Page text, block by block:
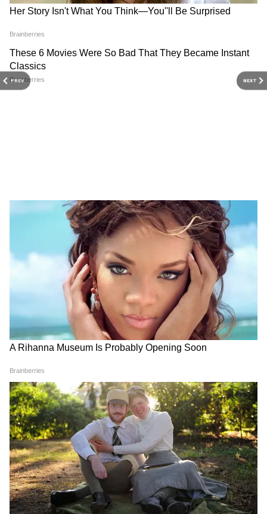
PREV NEXT
থেকে শুরু হবে? ফিটমেন্ট ফ্যাক্টর চূড়ান্ত কবে হবে?
জেনে নিন সম্পূর্ণ হিসাব
Image Credit :Asianet News
বর্তমানে কেন্দ্রীয় সরকারি কর্মী এবং
পেনশনভোগীরা ৫৫ শতাংশ হারে DA ও DR
পাচ্ছেন। শ্রম মন্ত্রকের প্রকাশিত ভোক্তা মূল্য সূচক
(AICPI-IW) অনুযায়ী DA বৃদ্ধির হিসাব করা হয়।
সাম্প্রতিক সূচকের প্রবণতা দেখেই মনে করা হচ্ছে,
পরবর্তী দফায় DA আরও ২ থেকে ৩ শতাংশ পর্যন্ত
বাড়তে পারে।
4
8